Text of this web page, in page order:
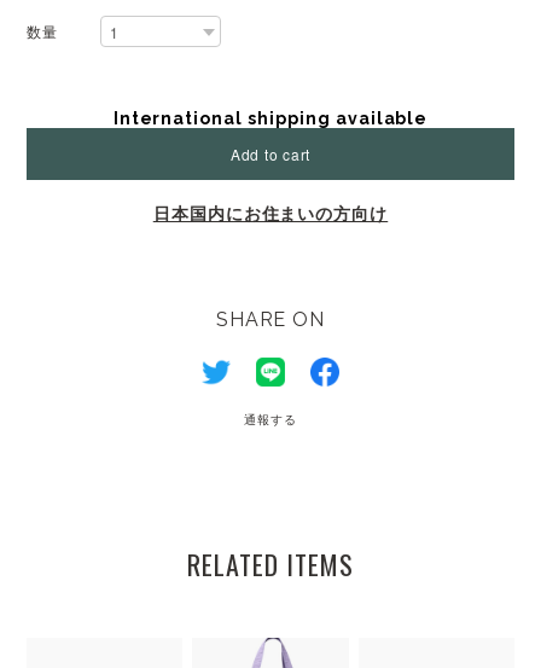
数量
International shipping available
Add to cart
日本国内にお住まいの方向け
SHARE ON
通報する
RELATED ITEMS